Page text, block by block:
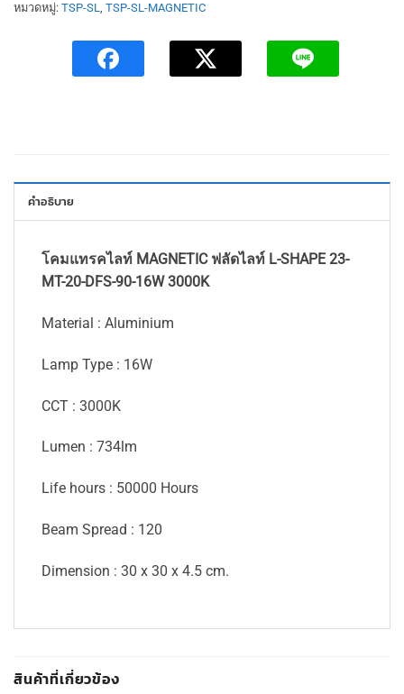
หมวดหมู่: TSP-SL, TSP-SL-MAGNETIC
คำอธิบาย
โคมแทรคไลท์ MAGNETIC ฟลัดไลท์ L-SHAPE 23-
MT-20-DFS-90-16W 3000K
Material : Aluminium
Lamp Type : 16W
CCT : 3000K
Lumen : 734lm
Life hours : 50000 Hours
Beam Spread : 120
Dimension : 30 x 30 x 4.5 cm.
สินค้าที่เกี่ยวข้อง